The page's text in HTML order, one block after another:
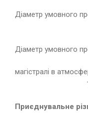
Діаметр умовного
Діаметр умовного
магістралі в
Приєднувальне